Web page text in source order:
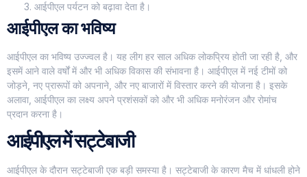
आईपीएल पर्यटन को बढ़ावा देता है।
आईपीएल का भविष्य
आईपीएल का भविष्य उज्ज्वल है। यह लीग हर साल अधिक लोकप्रिय होती जा रही है, और
इसमें आने वाले वर्षों में और भी अधिक विकास की संभावना है। आईपीएल में नई टीमों को
जोड़ने, नए प्रारूपों को अपनाने, और नए बाजारों में विस्तार करने की योजना है। इसके
अलावा, आईपीएल का लक्ष्य अपने प्रशंसकों को और भी अधिक मनोरंजन और रोमांच
प्रदान करना है।
आईपीएल में सट्टेबाजी
आईपीएल के दौरान सट्टेबाजी एक बड़ी समस्या है। सट्टेबाजी के कारण मैच में धांधली होने